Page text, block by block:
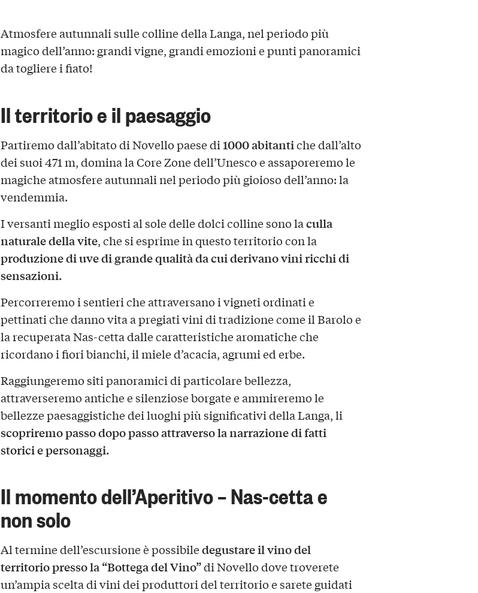
Atmosfere autunnali sulle colline della Langa, nel periodo più
magico dell’anno: grandi vigne, grandi emozioni e punti panoramici
da togliere i fiato!
Il territorio e il paesaggio
Partiremo dall’abitato di Novello paese di1000 abitantiche dall’alto
dei suoi 471 m, domina la Core Zone dell’Unesco e assaporeremo le
magiche atmosfere autunnali nel periodo più gioioso dell’anno: la
vendemmia.
I versanti meglio esposti al sole delle dolci colline sono laculla
naturale della vite, che si esprime in questo territorio con la
produzione di uve di grande qualità da cui derivano vini ricchi di
sensazioni.
Percorreremo i sentieri che attraversano i vigneti ordinati e
pettinati che danno vita a pregiati vini di tradizione come il Barolo e
la recuperata Nas-cetta dalle caratteristiche aromatiche che
ricordano i fiori bianchi, il miele d’acacia, agrumi ed erbe.
Raggiungeremo siti panoramici di particolare bellezza,
attraverseremo antiche e silenziose borgate e ammireremo le
bellezze paesaggistiche dei luoghi più significativi della Langa, li
scopriremo passo dopo passo attraverso la narrazione di fatti
storici e personaggi.
Il momento dell’Aperitivo – Nas-cetta e
non solo
Al termine dell’escursione è possibiledegustare il vino del
territorio presso la “Bottega del Vino”di Novello dove troverete
un’ampia scelta di vini dei produttori del territorio e sarete guidati